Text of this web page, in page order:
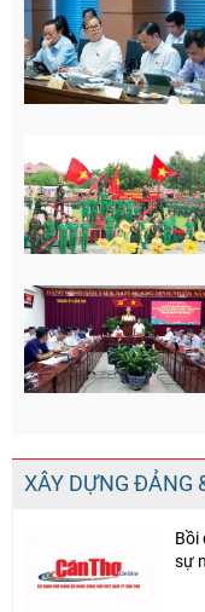
XÂY DỰNG ĐẢNG
Bồi
sự